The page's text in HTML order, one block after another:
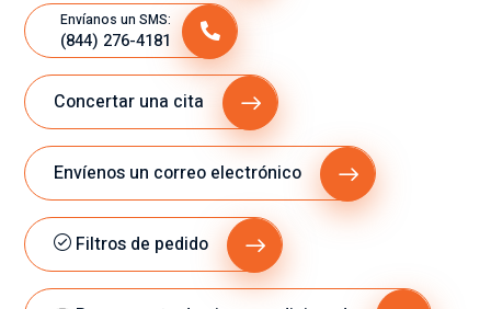
Envíanos un SMS:
(844) 276-4181
Concertar una cita
Envíenos un correo electrónico
Filtros de pedido